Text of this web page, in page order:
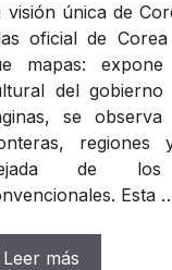
visión única de
oficial de
mapas:
del
se
regiones
de los
Esta
Leer más